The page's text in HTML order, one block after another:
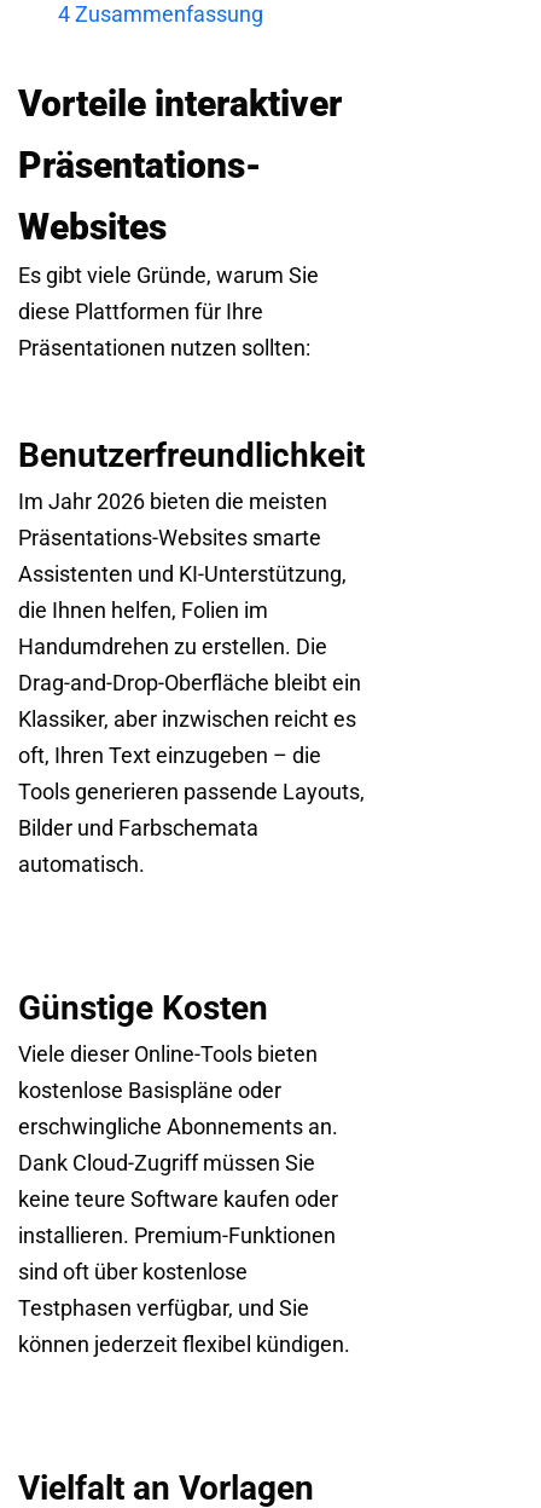
4Zusammenfassung
Vorteile interaktiver
Präsentations-
Websites
Es gibt viele Gründe, warum Sie
diese Plattformen für Ihre
Präsentationen nutzen sollten:
Benutzerfreundlichkeit
Im Jahr 2026 bieten die meisten
Präsentations-Websites smarte
Assistenten und KI-Unterstützung,
die Ihnen helfen, Folien im
Handumdrehen zu erstellen. Die
Drag-and-Drop-Oberfläche bleibt ein
Klassiker, aber inzwischen reicht es
oft, Ihren Text einzugeben – die
Tools generieren passende Layouts,
Bilder und Farbschemata
automatisch.
Günstige Kosten
Viele dieser Online-Tools bieten
kostenlose Basispläne oder
erschwingliche Abonnements an.
Dank Cloud-Zugriff müssen Sie
keine teure Software kaufen oder
installieren. Premium-Funktionen
sind oft über kostenlose
Testphasen verfügbar, und Sie
können jederzeit flexibel kündigen.
Vielfalt an Vorlagen